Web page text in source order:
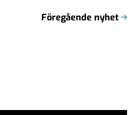
Föregående nyhet